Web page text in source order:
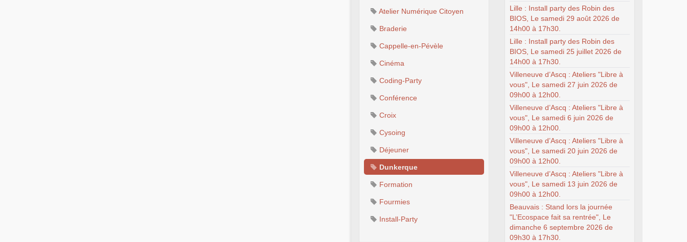
Atelier Numérique Citoyen
Braderie
Cappelle-en-Pévèle
Cinéma
Coding-Party
Conférence
Croix
Cysoing
Déjeuner
Dunkerque
Formation
Fourmies
Install-Party
Lille : Install party des Robin des
BIOS, Le samedi 29 août 2026 de
14h00 à 17h30.
Lille : Install party des Robin des
BIOS, Le samedi 25 juillet 2026 de
14h00 à 17h30.
Villeneuve d’Ascq : Ateliers "Libre à
vous", Le samedi 27 juin 2026 de
09h00 à 12h00.
Villeneuve d’Ascq : Ateliers "Libre à
vous", Le samedi 6 juin 2026 de
09h00 à 12h00.
Villeneuve d’Ascq : Ateliers "Libre à
vous", Le samedi 20 juin 2026 de
09h00 à 12h00.
Villeneuve d’Ascq : Ateliers "Libre à
vous", Le samedi 13 juin 2026 de
09h00 à 12h00.
Beauvais : Stand lors la journée
"L’Ecospace fait sa rentrée", Le
dimanche 6 septembre 2026 de
09h30 à 17h30.